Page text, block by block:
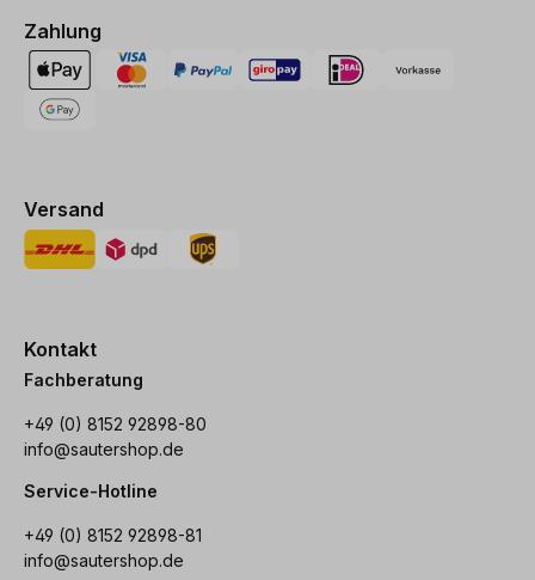
Zahlung
Versand
Kontakt
Fachberatung
+49 (0) 8152 92898-80
info@sautershop.de
Service-Hotline
+49 (0) 8152 92898-81
info@sautershop.de